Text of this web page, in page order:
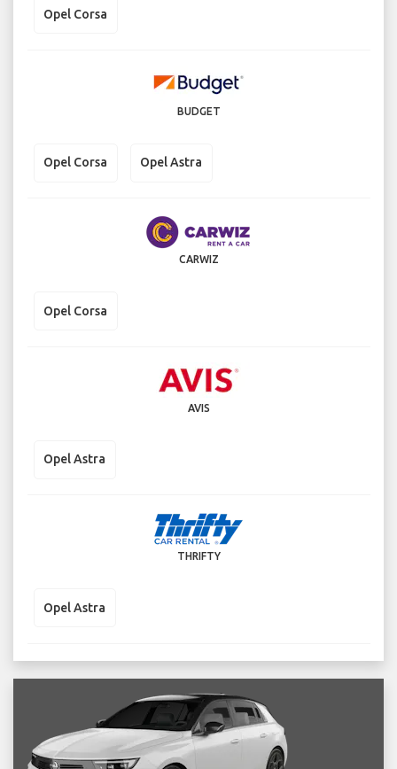
Opel Corsa
BUDGET
Opel Corsa Opel Astra
CARWIZ
Opel Corsa
AVIS
Opel Astra
THRIFTY
Opel Astra